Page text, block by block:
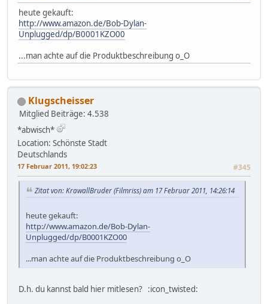
heute gekauft:
http://www.amazon.de/Bob-Dylan-
Unplugged/dp/B0001KZO00
...man achte auf die Produktbeschreibung o_O
Klugscheisser
Mitglied Beiträge: 4.538
*abwisch*
Location: Schönste Stadt
Deutschlands
17 Februar 2011, 19:02:23 #345
Zitat von: KrawallBruder (Filmriss) am 17 Februar 2011, 14:26:14
heute gekauft:
http://www.amazon.de/Bob-Dylan-
Unplugged/dp/B0001KZO00
...man achte auf die Produktbeschreibung o_O
D.h. du kannst bald hier mitlesen? :icon_twisted: